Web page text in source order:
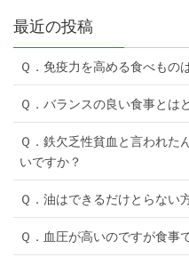
最近の投稿
Ｑ．免疫力を高める食べもの
Ｑ．バランスの良い食事とは
Ｑ．鉄欠乏性貧血と言われた
いですか？
Ｑ．油はできるだけとらない
Ｑ．血圧が高いのですが食事